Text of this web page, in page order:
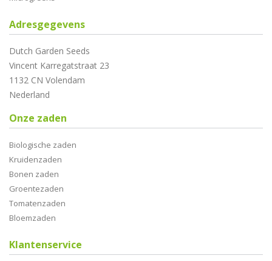
Adresgegevens
Dutch Garden Seeds
Vincent Karregatstraat 23
1132 CN Volendam
Nederland
Onze zaden
Biologische zaden
Kruidenzaden
Bonen zaden
Groentezaden
Tomatenzaden
Bloemzaden
Klantenservice